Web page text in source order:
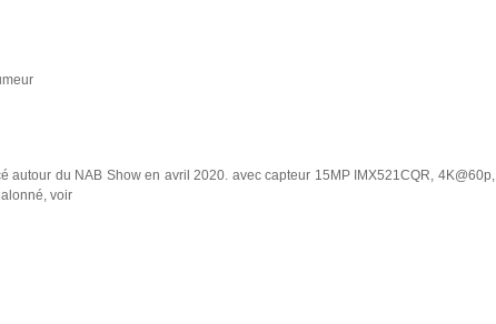
autour du NAB Show en avril 2020. avec capteur 15MP IMX521CQR, 4K@60p,
voir